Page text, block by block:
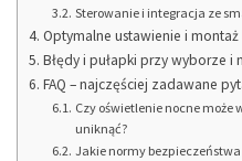
Sterowanie i integracja ze
Optymalne ustawienie i
Błędy i pułapki przy wyborze
FAQ – najczęściej zadawane
Czy oświetlenie nocne może
uniknąć?
Jakie normy